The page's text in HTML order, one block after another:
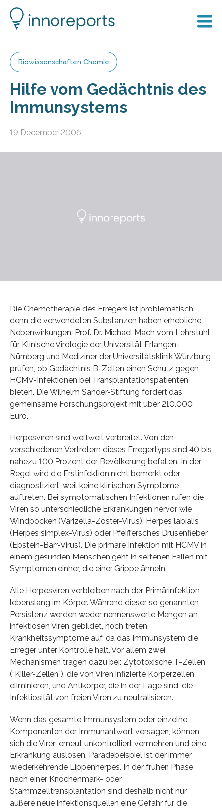
Biowissenschaften Chemie
Hilfe vom Gedächtnis des
Immunsystems
19 December 2006
Die Chemotherapie des Erregers ist problematisch,
denn die verwendeten Substanzen haben erhebliche
Nebenwirkungen. Prof. Dr. Michael Mach vom Lehrstuhl
für Klinische Virologie der Universität Erlangen-
Nürnberg und Mediziner der Universitätsklinik Würzburg
prüfen, ob Gedächtnis B-Zellen einen Schutz gegen
HCMV-Infektionen bei Transplantationspatienten
bieten. Die Wilhelm Sander-Stiftung fördert das
gemeinsame Forschungsprojekt mit über 210.000
Euro.
Herpesviren sind weltweit verbreitet. Von den
verschiedenen Vertretern dieses Erregertyps sind 40 bis
nahezu 100 Prozent der Bevölkerung befallen. In der
Regel wird die Erstinfektion nicht bemerkt oder
diagnostiziert, weil keine klinischen Symptome
auftreten. Bei symptomatischen Infektionen rufen die
Viren so unterschiedliche Erkrankungen hervor wie
Windpocken (Varizella-Zoster-Virus), Herpes labialis
(Herpes simplex-Virus) oder Pfeiffersches Drüsenfieber
(Epstein-Barr-Virus). Die primäre Infektion mit HCMV in
einem gesunden Menschen geht in seltenen Fällen mit
Symptomen einher, die einer Grippe ähneln.
Alle Herpesviren verbleiben nach der Primärinfektion
lebenslang im Körper. Während dieser so genannten
Persistenz werden weder nennenswerte Mengen an
infektiösen Viren gebildet, noch treten
Krankheitssymptome auf, da das Immunsystem die
Erreger unter Kontrolle hält. Vor allem zwei
Mechanismen tragen dazu bei: Zytotoxische T-Zellen
(“Killer-Zellen”), die von Viren infizierte Körperzellen
eliminieren, und Antikörper, die in der Lage sind, die
Infektiosität von freien Viren zu neutralisieren.
Wenn das gesamte Immunsystem oder einzelne
Komponenten der Immunantwort versagen, können
sich die Viren erneut unkontrolliert vermehren und eine
Erkrankung auslösen. Paradebeispiel ist der immer
wiederkehrende Lippenherpes. In der frühen Phase
nach einer Knochenmark- oder
Stammzelltransplantation sind deshalb nicht nur
äußere neue Infektionsquellen eine Gefahr für die